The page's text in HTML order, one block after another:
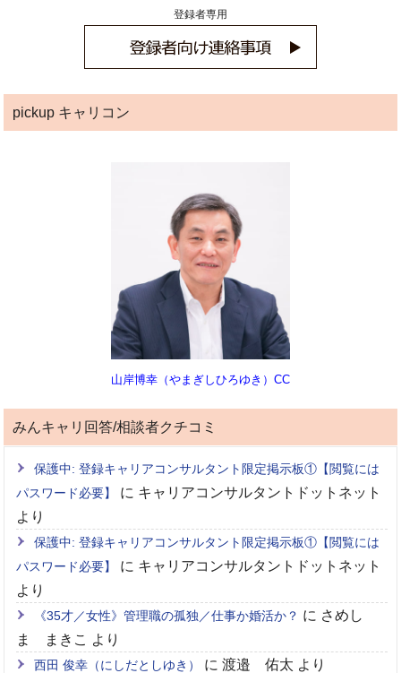
登録者専用
pickup キャリコン
山岸博幸（やまぎしひろゆき）CC
みんキャリ回答/相談者クチコミ
保護中: 登録キャリアコンサルタント限定掲示板①【閲覧には
パスワード必要】
に キャリアコンサルタントドットネット
より
保護中: 登録キャリアコンサルタント限定掲示板①【閲覧には
パスワード必要】
に キャリアコンサルタントドットネット
より
《35才／女性》管理職の孤独／仕事か婚活か？ に さめし
ま まきこ より
西田 俊幸（にしだとしゆき） に渡邉 佑太 より